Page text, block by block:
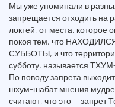
Мы уже упоминали в
запрещается отходить на
локтей, от места, которое
покоя тем, что
СУББОТЫ, и что
субботу, называется
По поводу запрета
шхум-шабат мнения
считают, что это — запрет